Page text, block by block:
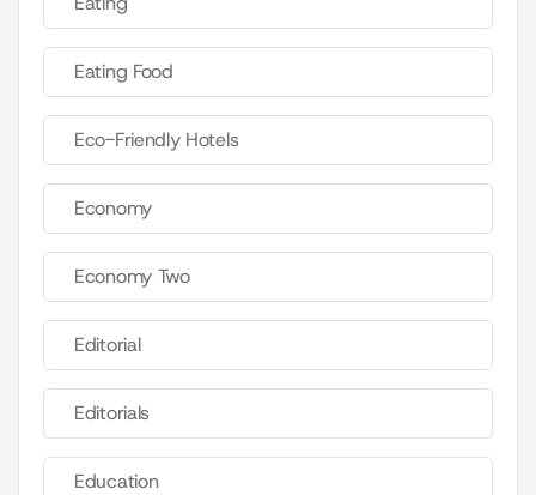
Eating Food
Eco-Friendly Hotels
Economy
Economy Two
Editorial
Editorials
Education